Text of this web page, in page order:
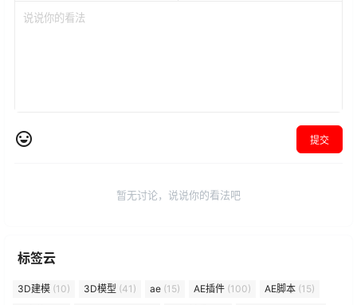
提交
暂无讨论，说说你的看法吧
标签云
3D建模 (10) 3D模型 (41) ae (15) AE插件 (100) AE脚本 (15)